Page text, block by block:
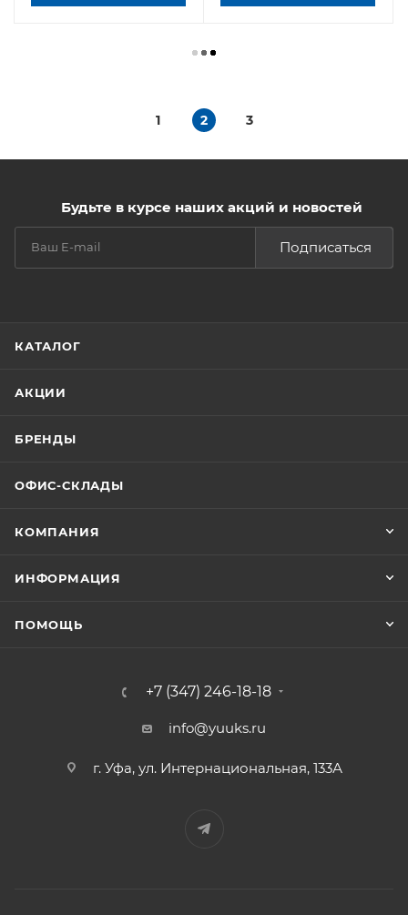
1 2 3
Будьте в курсе наших акций и новостей
Подписаться
КАТАЛОГ
АКЦИИ
БРЕНДЫ
ОФИС-СКЛАДЫ
КОМПАНИЯ
ИНФОРМАЦИЯ
ПОМОЩЬ
+7 (347) 246-18-18
info@yuuks.ru
г. Уфа, ул. Интернациональная, 133А